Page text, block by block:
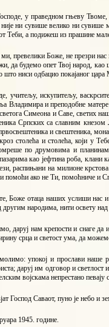
у праведном гњеву Твоме,
ни сувише велико ни сувише
Теби, а подижеш из прашине
превелики Боже, не презри нас
да будемо опет Твој народ, као
што ниси одбацио покајаног цара
учитељу, искупитељу,
Владимира и преподобне
Симеона и Саве, светих
Српских са славним
и свештеника,
столећа и столећа, који у
по друмовима и
као јефтина роба,
распињани на милионе
и помоћи ако не Ти, помоћниче и
Боже отаца наших услиши нас
другим народима, нити освету
даруј нам крепости и снаге
срца и светост ума, да
упокој и прослави наше
даруј им одговор и светлост
војскама непрестано
Господ Саваот, пуно је небо и
1945. године.